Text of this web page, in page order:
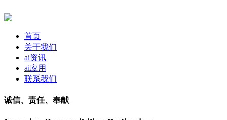
首页
关于我们
ai资讯
ai应用
联系我们
诚信、责任、奉献